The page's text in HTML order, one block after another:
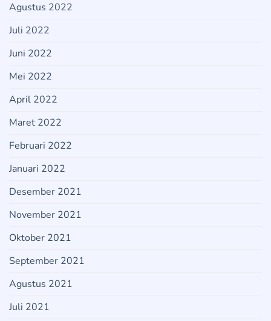
Agustus 2022
Juli 2022
Juni 2022
Mei 2022
April 2022
Maret 2022
Februari 2022
Januari 2022
Desember 2021
November 2021
Oktober 2021
September 2021
Agustus 2021
Juli 2021